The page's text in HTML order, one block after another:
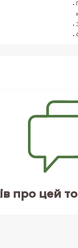
про цей